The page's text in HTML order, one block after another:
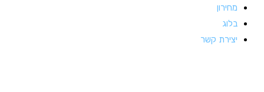
מחירון
בלוג
יצירת קשר